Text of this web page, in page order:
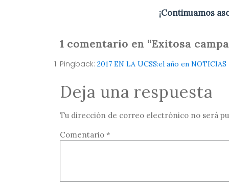
¡Continuamos
1 comentario en “Exitosa
Pingback: 2017 EN LA UCSS:el año en
Deja una respuesta
Tu dirección de correo electrónico no será
Comentario *